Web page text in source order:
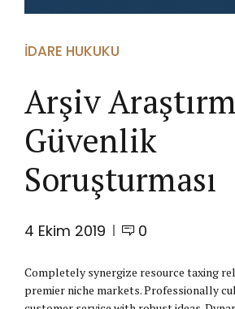
İDARE HUKUKU
Arşiv
Güvenlik
Soruşturması
4 Ekim 2019 0
Completely synergize resource taxing
premier niche markets. Professionally